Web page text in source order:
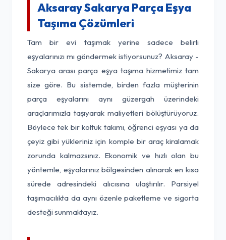
Aksaray Sakarya Parça Eşya
Taşıma Çözümleri
Tam bir evi taşımak yerine sadece belirli
eşyalarınızı mı göndermek istiyorsunuz? Aksaray -
Sakarya arası parça eşya taşıma hizmetimiz tam
size göre. Bu sistemde, birden fazla müşterinin
parça eşyalarını aynı güzergah üzerindeki
araçlarımızla taşıyarak maliyetleri bölüştürüyoruz.
Böylece tek bir koltuk takımı, öğrenci eşyası ya da
çeyiz gibi yükleriniz için komple bir araç kiralamak
zorunda kalmazsınız. Ekonomik ve hızlı olan bu
yöntemle, eşyalarınız bölgesinden alınarak en kısa
sürede adresindeki alıcısına ulaştırılır. Parsiyel
taşımacılıkta da aynı özenle paketleme ve sigorta
desteği sunmaktayız.